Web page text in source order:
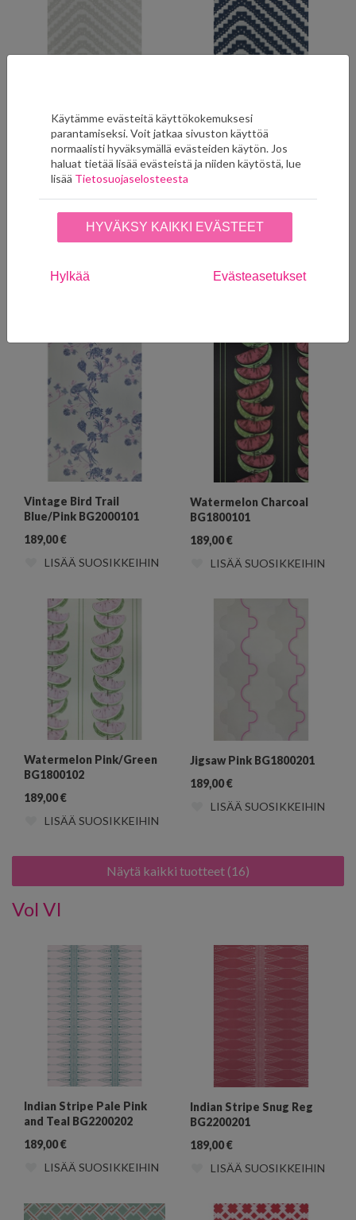
Chevron Grey BG1400202
189,00€
LISÄÄ SUOSIKKEIHIN
Chevron Ink Blue
BG1400201
LISÄÄ SUOSIKKEIHIN
Vintage Bird Trail
Blue/Pink BG2000101
189,00€
LISÄÄ SUOSIKKEIHIN
Watermelon Charcoal
BG1800101
189,00€
LISÄÄ SUOSIKKEIHIN
Watermelon Pink/Green
BG1800102
189,00€
LISÄÄ SUOSIKKEIHIN
Jigsaw Pink BG1800201
189,00€
LISÄÄ SUOSIKKEIHIN
Näytä kaikki tuotteet (16)
Vol VI
Indian Stripe Pale Pink
and Teal BG2200202
189,00€
LISÄÄ SUOSIKKEIHIN
Indian Stripe Snug Reg
BG2200201
189,00€
LISÄÄ SUOSIKKEIHIN
Käytämme evästeitä käyttökokemuksesi
parantamiseksi. Voit jatkaa sivuston käyttöä
normaalisti hyväksymällä evästeiden käytön. Jos
haluat tietää lisää evästeistä ja niiden käytöstä, lue
lisää Tietosuojaselosteesta
HYVÄKSY KAIKKI EVÄSTEET
Hylkää Evästeasetukset